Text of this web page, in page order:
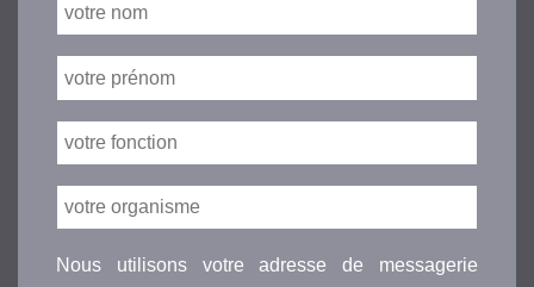
Nous utilisons votre adresse de messagerie